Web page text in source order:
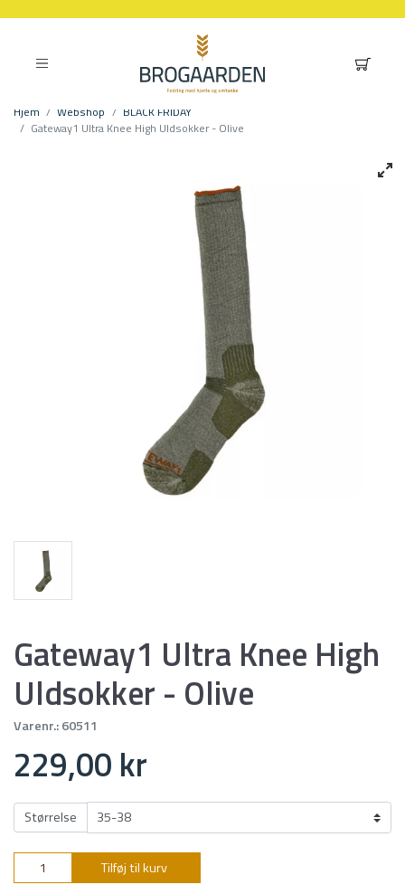
Hjem Webshop
BLACK FRIDAY
Gateway1 Ultra Knee High Uldsokker - Olive
Gateway1 Ultra Knee High
Uldsokker - Olive
Varenr.:60511
229,00 kr
Størrelse
Tilføj til kurv